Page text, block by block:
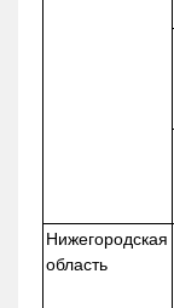
Нижегородская
область